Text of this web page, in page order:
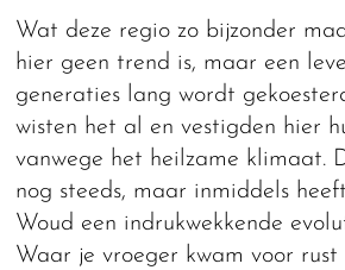
Wat deze regio zo bijzonder
hier geen trend is, maar een
generaties lang wordt
wisten het al en vestigden hier
vanwege het heilzame klimaat.
nog steeds, maar inmiddels
Woud een indrukwekkende
Waar je vroeger kwam voor rust